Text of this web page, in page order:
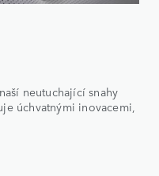
neutuchající snahy
úchvatnými inovacemi,